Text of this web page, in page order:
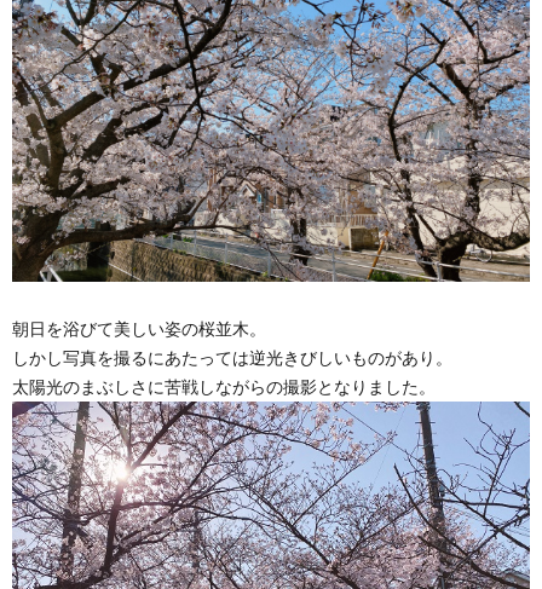
朝日を浴びて美しい姿の桜並木。
しかし写真を撮るにあたっては逆光きびしいものがあり。
太陽光のまぶしさに苦戦しながらの撮影となりました。